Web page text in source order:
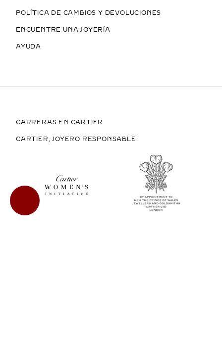
POLÍTICA DE CAMBIOS Y DEVOLUCIONES
ENCUENTRE UNA JOYERÍA
AYUDA
CARRERAS EN CARTIER
CARTIER, JOYERO RESPONSABLE